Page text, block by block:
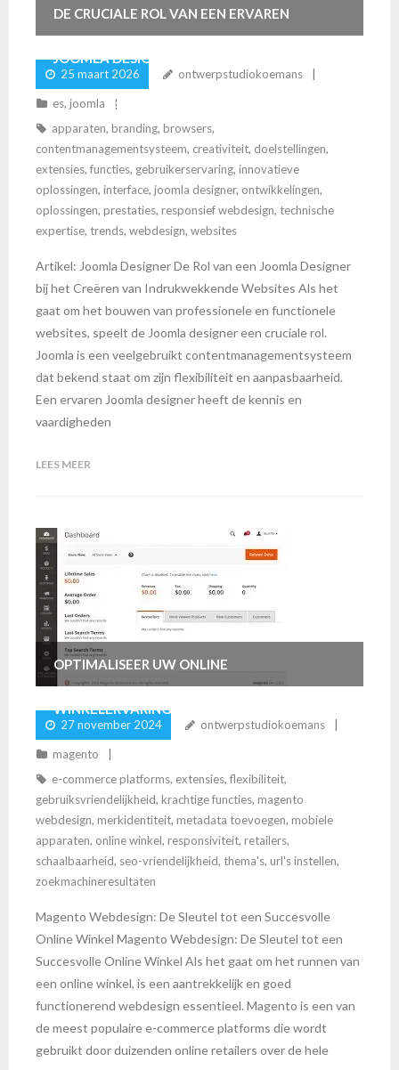
DE CRUCIALE ROL VAN EEN ERVAREN
JOOMLA DESIGNER BIJ WEBDESIGN
PROJECTEN
25 maart 2026 ontwerpstudiokoemans
es, joomla
apparaten, branding, browsers,
contentmanagementsysteem, creativiteit, doelstellingen,
extensies, functies, gebruikerservaring, innovatieve
oplossingen, interface, joomla designer, ontwikkelingen,
oplossingen, prestaties, responsief webdesign, technische
expertise, trends, webdesign, websites
Artikel: Joomla Designer De Rol van een Joomla Designer
bij het Creëren van Indrukwekkende Websites Als het
gaat om het bouwen van professionele en functionele
websites, speelt de Joomla designer een cruciale rol.
Joomla is een veelgebruikt contentmanagementsysteem
dat bekend staat om zijn flexibiliteit en aanpasbaarheid.
Een ervaren Joomla designer heeft de kennis en
vaardigheden
LEES MEER
OPTIMALISEER UW ONLINE
WINKELERVARING MET MAGENTO
WEBDESIGN
27 november 2024 ontwerpstudiokoemans
magento
e-commerce platforms, extensies, flexibiliteit,
gebruiksvriendelijkheid, krachtige functies, magento
webdesign, merkidentiteit, metadata toevoegen, mobiele
apparaten, online winkel, responsiviteit, retailers,
schaalbaarheid, seo-vriendelijkheid, thema's, url's instellen,
zoekmachineresultaten
Magento Webdesign: De Sleutel tot een Succesvolle
Online Winkel Magento Webdesign: De Sleutel tot een
Succesvolle Online Winkel Als het gaat om het runnen van
een online winkel, is een aantrekkelijk en goed
functionerend webdesign essentieel. Magento is een van
de meest populaire e-commerce platforms die wordt
gebruikt door duizenden online retailers over de hele